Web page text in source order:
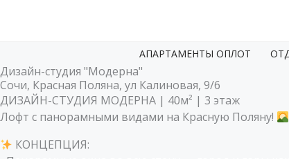
АПАРТАМЕНТЫ ОПЛОТ
Дизайн-студия "Модерна"
Сочи, Красная Поляна, ул Калиновая, 9/6
ДИЗАЙН-СТУДИЯ МОДЕРНА | 40м² | 3 этаж
Лофт с панорамными видами на Красную Поляну!
КОНЦЕПЦИЯ: